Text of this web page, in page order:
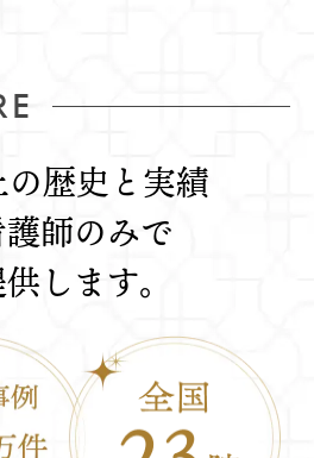
歴史と実績
師のみで
します。